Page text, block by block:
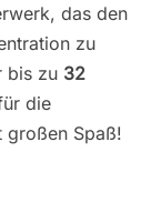
das den
zu
bis zu 32
die
großen Spaß!